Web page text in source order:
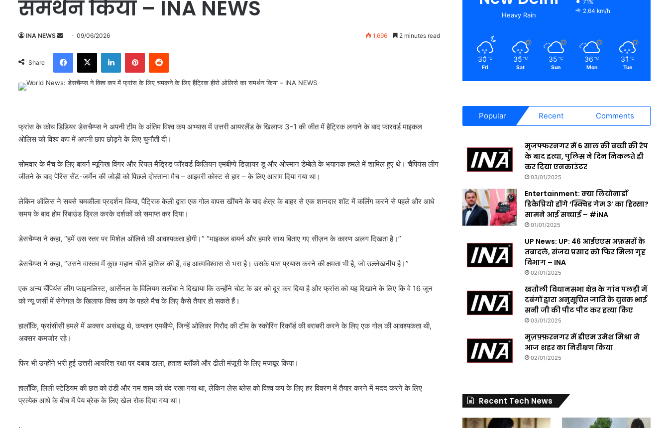
समर्थन किया – INA NEWS
INA NEWS
n
d
a
a
i
09/06/2026 1,696 2 minutes read
Share
फ्रांस के कोच डिडियर डेसचैम्प्स ने अपनी टीम के अंतिम विश्व कप अभ्यास में उत्तरी आयरलैंड के खिलाफ 3-1 की जीत में हैट्रिक लगाने के बाद फारवर्ड माइकल
ओलिस को विश्व कप में अपनी छाप छोड़ने के लिए चुनौती दी।
सोमवार के मैच के लिए बायर्न म्यूनिख विंगर और रियल मैड्रिड फॉरवर्ड किलियन एमबीप्पे डिज़ायर डू और ओस्मान डेम्बेले के भयानक हमले में शामिल हुए थे। चैंपियंस लीग
जीतने के बाद पेरिस सेंट-जर्मेन की जोड़ी को पिछले दोस्ताना मैच – आइवरी कोस्ट से हार – के लिए आराम दिया गया था।
लेकिन ऑलिस ने सबसे चमकीला प्रदर्शन किया, पैट्रिक केली द्वारा एक गोल वापस खींचने के बाद क्षेत्र के बाहर से एक शानदार शॉट में कर्लिंग करने से पहले और आधे
समय के बाद होम रिबाउंड ड्रिल करके दर्शकों को समाप्त कर दिया।
डेसचैम्प्स ने कहा, “हमें उस स्तर पर मिशेल ओलिसे की आवश्यकता होगी।” “माइकल बायर्न और हमारे साथ बिताए गए सीज़न के कारण अलग दिखता है।”
डेसचैम्प्स ने कहा, “उसने वास्तव में कुछ महान चीजें हासिल की हैं, वह आत्मविश्वास से भरा है। उसके पास प्रयास करने की क्षमता भी है, जो उल्लेखनीय है।”
एक अन्य चैंपियंस लीग फाइनलिस्ट, आर्सेनल के विलियम सलीबा ने दिखाया कि उन्होंने चोट के डर को दूर कर दिया है और फ्रांस को यह दिखाने के लिए कि वे 16 जून
को न्यू जर्सी में सेनेगल के खिलाफ विश्व कप के पहले मैच के लिए कैसे तैयार हो सकते हैं।
हालाँकि, फ्रांसीसी हमले में अक्सर असंबद्ध थे, कप्तान एमबीप्पे, जिन्हें ओलिवर गिरौद की टीम के स्कोरिंग रिकॉर्ड की बराबरी करने के लिए एक गोल की आवश्यकता थी,
अक्सर कमजोर रहे।
फिर भी उन्होंने भरी हुई उत्तरी आयरिश रक्षा पर दबाव डाला, हताश ब्लॉकों और ढीली मंजूरी के लिए मजबूर किया।
हालाँकि, लिली स्टेडियम की छत को ठंडी और नम शाम को बंद रखा गया था, लेकिन लेस ब्लेस को विश्व कप के लिए हर विवरण में तैयार करने में मदद करने के लिए
प्रत्येक आधे के बीच में पेय ब्रेक के लिए खेल रोक दिया गया था।
.
Heavy Rain
71%
2.64 km/h
30 ℃
Fri
35 ℃
Sat
35 ℃
Sun
36 ℃
Mon
31 ℃
Tue
Popular Recent Comments
मुजफ्फरनगर में 6 साल की बच्ची की रेप
के बाद हत्या, पुलिस ने दिन निकलते ही
कर दिया एनकाउंटर
03/01/2025
Entertainment: क्या लियोनार्डो
डिकैप्रियो होंगे ‘स्क्विड गेम 3’ का हिस्सा?
सामने आई सच्चाई – #iNA
01/01/2025
UP News: UP: 46 आईएएस अफ़सरों के
तबादले, संजय प्रसाद को फिर मिला गृह
विभाग – INA
02/01/2025
खतौली विधानसभा क्षेत्र के गांव पलड़ी में
दबंगों द्वारा अनुसूचित जाति के युवक भाई
सनी जी की पीट पीट कर हत्या किए
03/01/2025
मुज़फ़्फ़रनगर में डीएम उमेश मिश्रा ने
आज शहर का निरीक्षण किया
02/01/2025
Recent Tech News